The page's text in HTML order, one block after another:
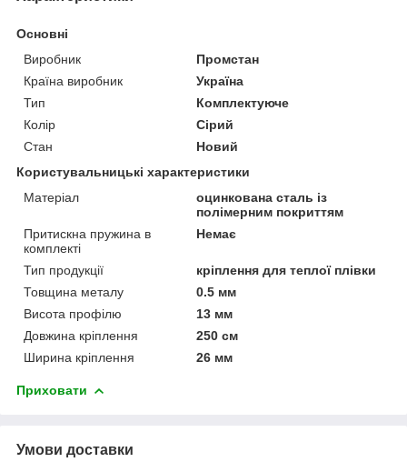
Основні
Виробник
Промстан
Країна виробник
Україна
Тип
Комплектуюче
Колір
Сірий
Стан
Новий
Користувальницькі характеристики
Матеріал
оцинкована сталь із
полімерним покриттям
Притискна пружина в
комплекті
Немає
Тип продукції
кріплення для теплої плівки
Товщина металу
0.5 мм
Висота профілю
13 мм
Довжина кріплення
250 см
Ширина кріплення
26 мм
Приховати
Умови доставки